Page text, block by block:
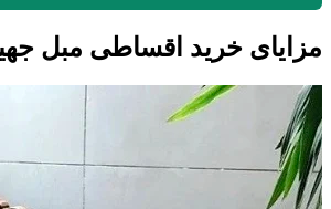
مزایای خرید اقساطی مبل